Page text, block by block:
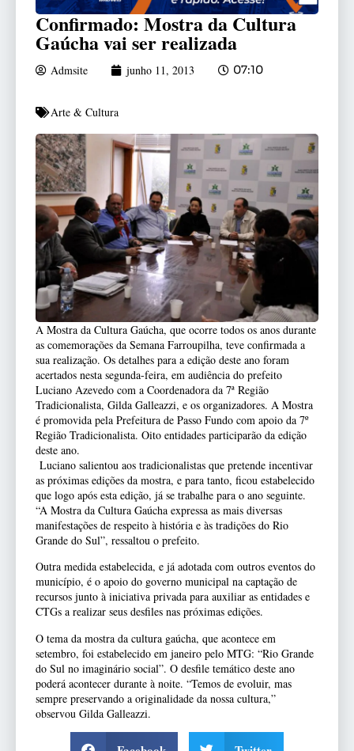
Confirmado: Mostra da Cultura
Gaúcha vai ser realizada
Admsite junho 11, 2013 07:10
Arte & Cultura
A Mostra da Cultura Gaúcha, que ocorre todos os anos durante
as comemorações da Semana Farroupilha, teve confirmada a
sua realização. Os detalhes para a edição deste ano foram
acertados nesta segunda-feira, em audiência do prefeito
Luciano Azevedo com a Coordenadora da 7ª Região
Tradicionalista, Gilda Galleazzi, e os organizadores. A Mostra
é promovida pela Prefeitura de Passo Fundo com apoio da 7º
Região Tradicionalista. Oito entidades participarão da edição
deste ano.
Luciano salientou aos tradicionalistas que pretende incentivar
as próximas edições da mostra, e para tanto, ficou estabelecido
que logo após esta edição, já se trabalhe para o ano seguinte.
“A Mostra da Cultura Gaúcha expressa as mais diversas
manifestações de respeito à história e às tradições do Rio
Grande do Sul”, ressaltou o prefeito.
Outra medida estabelecida, e já adotada com outros eventos do
município, é o apoio do governo municipal na captação de
recursos junto à iniciativa privada para auxiliar as entidades e
CTGs a realizar seus desfiles nas próximas edições.
O tema da mostra da cultura gaúcha, que acontece em
setembro, foi estabelecido em janeiro pelo MTG: “Rio Grande
do Sul no imaginário social”. O desfile temático deste ano
poderá acontecer durante à noite. “Temos de evoluir, mas
sempre preservando a originalidade da nossa cultura,”
observou Gilda Galleazzi.